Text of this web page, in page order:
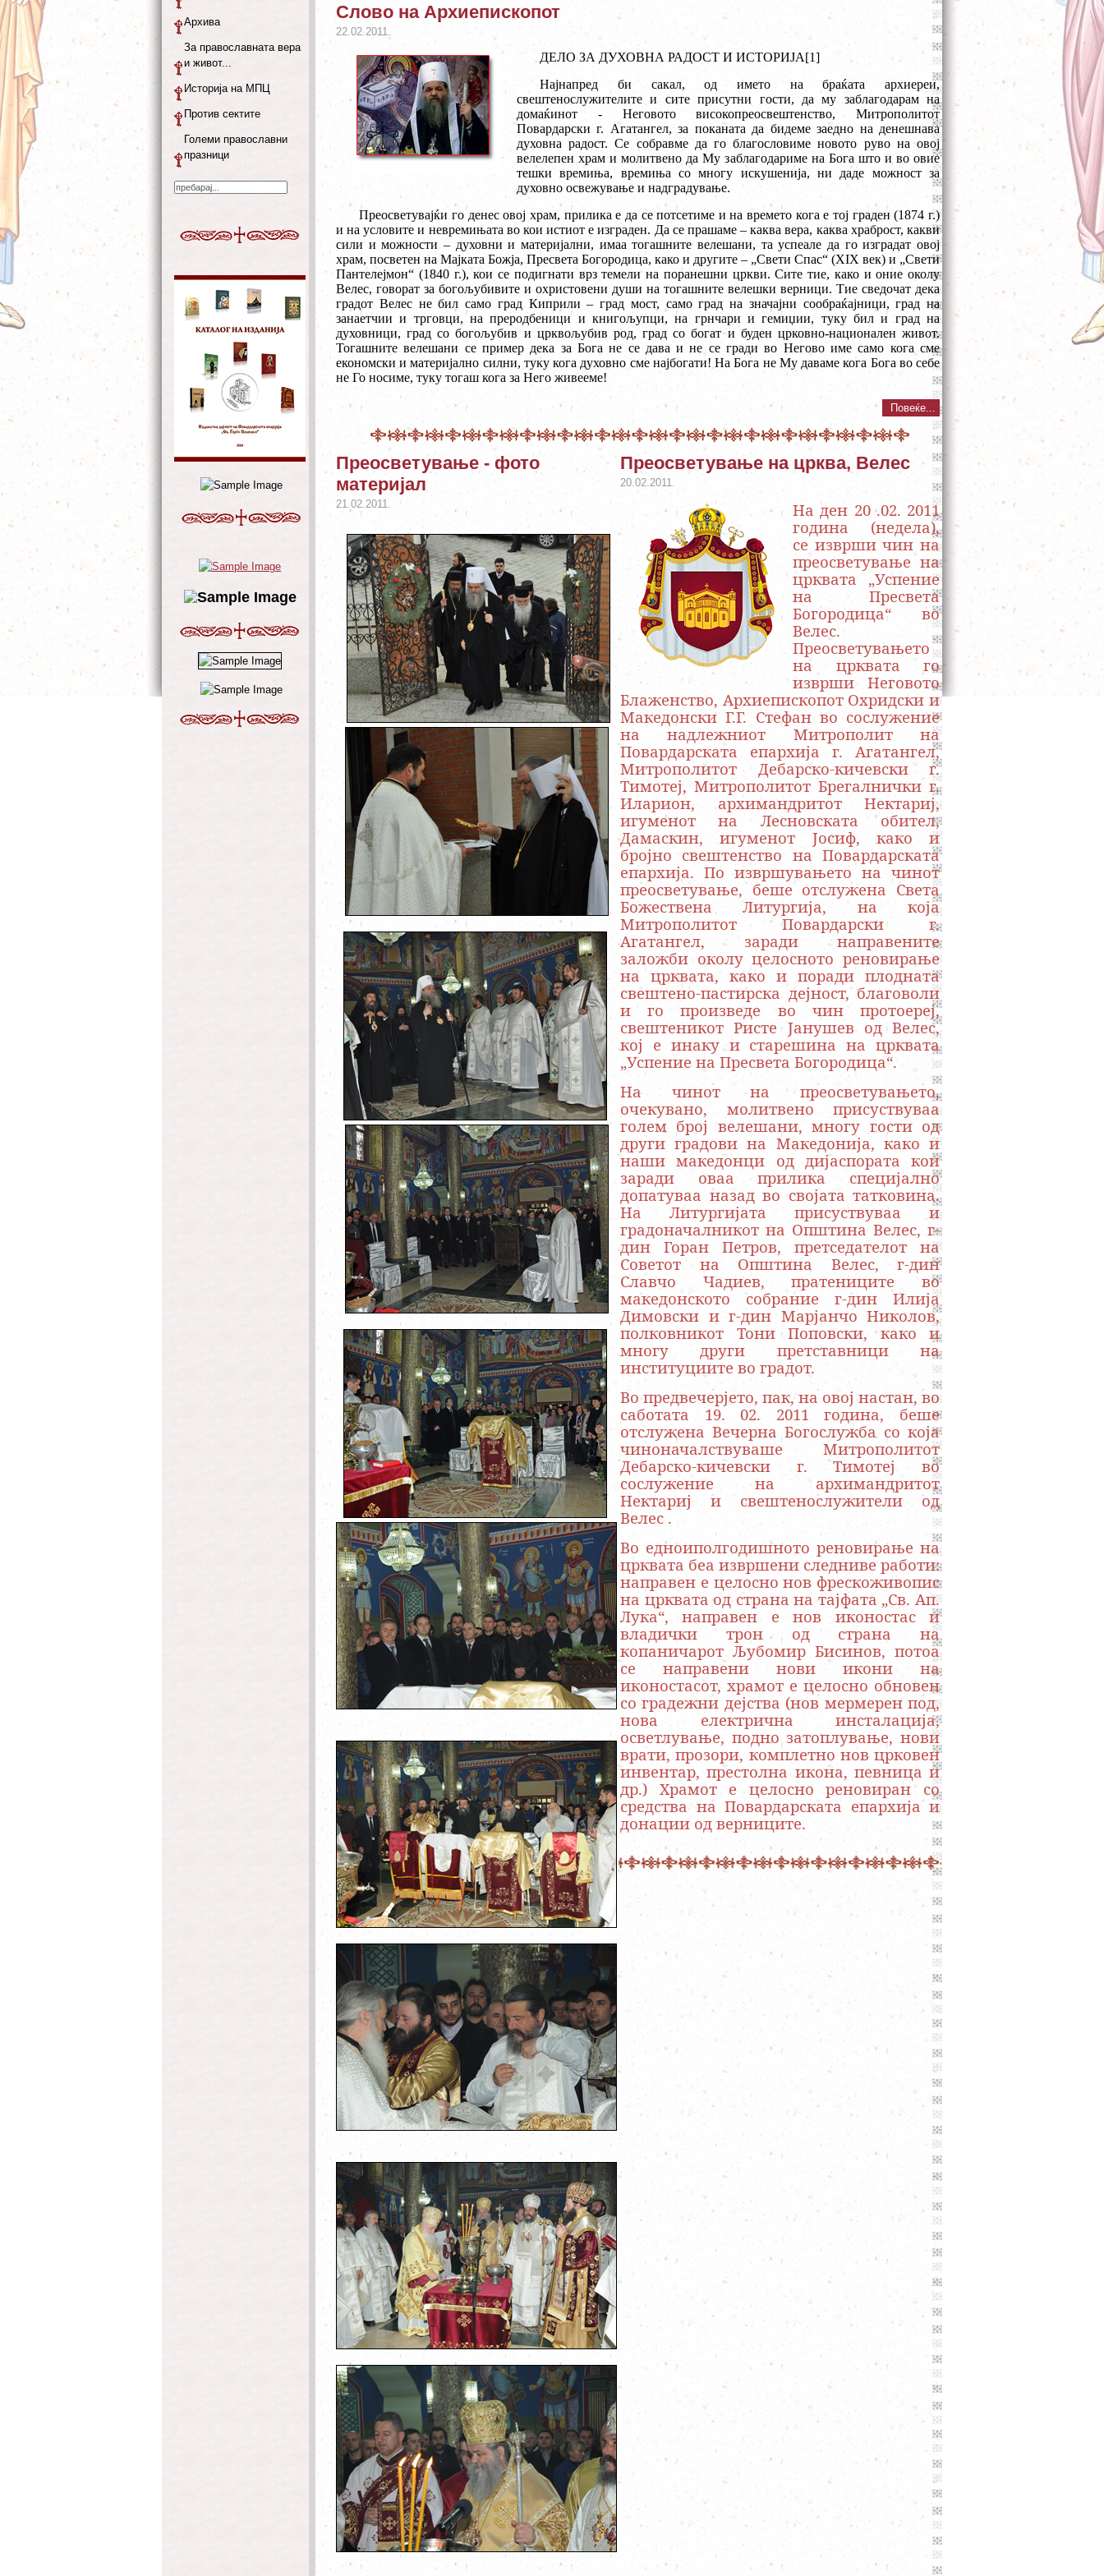
Слово на Архиепископот
22.02.2011.
ДЕЛО ЗА ДУХОВНА РАДОСТ И ИСТОРИЈА[1]
Најнапред би сакал, од името на браќата архиереи,
свештенослужителите и сите присутни гости, да му заблагодарам на
домаќинот - Неговото високопреосвештенство, Митрополитот
Повардарски г. Агатангел, за поканата да бидеме заедно на денешнава
духовна радост. Се собравме да го благословиме новото руво на овој
велелепен храм и молитвено да Му заблагодариме на Бога што и во овие
тешки времиња, времиња со многу искушенија, ни даде можност за
духовно освежување и надградување.
Преосветувајќи го денес овој храм, прилика е да се потсетиме и на времето кога е тој граден (1874 г.)
и на условите и невремињата во кои истиот е изграден. Да се прашаме – каква вера, каква храброст, какви
сили и можности – духовни и материјални, имаа тогашните велешани, та успеале да го изградат овој
храм, посветен на Мајката Божја, Пресвета Богородица, како и другите – „Свети Спас“ (XIX век) и „Свети
Пантелејмон“ (1840 г.), кои се подигнати врз темели на поранешни цркви. Сите тие, како и оние околу
Велес, говорат за богољубивите и охристовени души на тогашните велешки верници. Тие сведочат дека
градот Велес не бил само град Киприли – град мост, само град на значајни сообраќајници, град на
занаетчии и трговци, на преродбеници и книгољупци, на грнчари и гемиџии, туку бил и град на
духовници, град со богољубив и црквољубив род, град со богат и буден црковно-национален живот.
Тогашните велешани се пример дека за Бога не се дава и не се гради во Негово име само кога сме
економски и материјално силни, туку кога духовно сме најбогати! На Бога не Му даваме кога Бога во себе
не Го носиме, туку тогаш кога за Него живееме!
Повеќе...
Преосветување - фото
материјал
21.02.2011.
Преосветување на црква, Велес
20.02.2011.
На ден 20 .02. 2011
година (недела),
се изврши чин на
преосветување на
црквата „Успение
на Пресвета
Богородица“ во
Велес.
Преосветувањето
на црквата го
изврши Неговото
Блаженство, Архиепископот Охридски и
Македонски Г.Г. Стефан во сослужение
на надлежниот Митрополит на
Повардарската епархија г. Агатангел,
Митрополитот Дебарско-кичевски г.
Тимотеј, Митрополитот Брегалнички г.
Иларион, архимандритот Нектариј,
игуменот на Лесновската обител,
Дамаскин, игуменот Јосиф, како и
бројно свештенство на Повардарската
епархија. По извршувањето на чинот
преосветување, беше отслужена Света
Божествена Литургија, на која
Митрополитот Повардарски г.
Агатангел, заради направените
заложби околу целосното реновирање
на црквата, како и поради плодната
свештено-пастирска дејност, благоволи
и го произведе во чин протоереј,
свештеникот Ристе Јанушев од Велес,
кој е инаку и старешина на црквата
„Успение на Пресвета Богородица“.
На чинот на преосветувањето,
очекувано, молитвено присуствуваа
голем број велешани, многу гости од
други градови на Македонија, како и
наши македонци од дијаспората кои
заради оваа прилика специјално
допатуваа назад во својата татковина.
На Литургијата присуствуваа и
градоначалникот на Општина Велес, г-
дин Горан Петров, претседателот на
Советот на Општина Велес, г-дин
Славчо Чадиев, пратениците во
македонското собрание г-дин Илија
Димовски и г-дин Марјанчо Николов,
полковникот Тони Поповски, како и
многу други претставници на
институциите во градот.
Во предвечерјето, пак, на овој настан, во
саботата 19. 02. 2011 година, беше
отслужена Вечерна Богослужба со која
чиноначалствуваше Митрополитот
Дебарско-кичевски г. Тимотеј во
сослужение на архимандритот
Нектариј и свештенослужители од
Велес .
Во едноиполгодишното реновирање на
црквата беа извршени следниве работи:
направен е целосно нов фрескоживопис
на црквата од страна на тајфата „Св. Ап.
Лука“, направен е нов иконостас и
владички трон од страна на
копаничарот Љубомир Бисинов, потоа
се направени нови икони на
иконостасот, храмот е целосно обновен
со градежни дејства (нов мермерен под,
нова електрична инсталација,
осветлување, подно затоплување, нови
врати, прозори, комплетно нов црковен
инвентар, престолна икона, певница и
др.) Храмот е целосно реновиран со
средства на Повардарската епархија и
донации од верниците.
Архива
За православната вера
и живот...
Историја на МПЦ
Против сектите
Големи православни
празници